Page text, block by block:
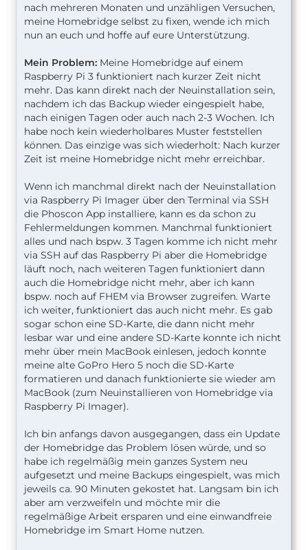
nach mehreren Monaten und unzähligen Versuchen,
meine Homebridge selbst zu fixen, wende ich mich
nun an euch und hoffe auf eure Unterstützung.
Mein Problem: Meine Homebridge auf einem
Raspberry Pi 3 funktioniert nach kurzer Zeit nicht
mehr. Das kann direkt nach der Neuinstallation sein,
nachdem ich das Backup wieder eingespielt habe,
nach einigen Tagen oder auch nach 2-3 Wochen. Ich
habe noch kein wiederholbares Muster feststellen
können. Das einzige was sich wiederholt: Nach kurzer
Zeit ist meine Homebridge nicht mehr erreichbar.
Wenn ich manchmal direkt nach der Neuinstallation
via Raspberry Pi Imager über den Terminal via SSH
die Phoscon App installiere, kann es da schon zu
Fehlermeldungen kommen. Manchmal funktioniert
alles und nach bspw. 3 Tagen komme ich nicht mehr
via SSH auf das Raspberry Pi aber die Homebridge
läuft noch, nach weiteren Tagen funktioniert dann
auch die Homebridge nicht mehr, aber ich kann
bspw. noch auf FHEM via Browser zugreifen. Warte
ich weiter, funktioniert das auch nicht mehr. Es gab
sogar schon eine SD-Karte, die dann nicht mehr
lesbar war und eine andere SD-Karte konnte ich nicht
mehr über mein MacBook einlesen, jedoch konnte
meine alte GoPro Hero 5 noch die SD-Karte
formatieren und danach funktionierte sie wieder am
MacBook (zum Neuinstallieren von Homebridge via
Raspberry Pi Imager).
Ich bin anfangs davon ausgegangen, dass ein Update
der Homebridge das Problem lösen würde, und so
habe ich regelmäßig mein ganzes System neu
aufgesetzt und meine Backups eingespielt, was mich
jeweils ca. 90 Minuten gekostet hat. Langsam bin ich
aber am verzweifeln und möchte mir die
regelmäßige Arbeit ersparen und eine einwandfreie
Homebridge im Smart Home nutzen.